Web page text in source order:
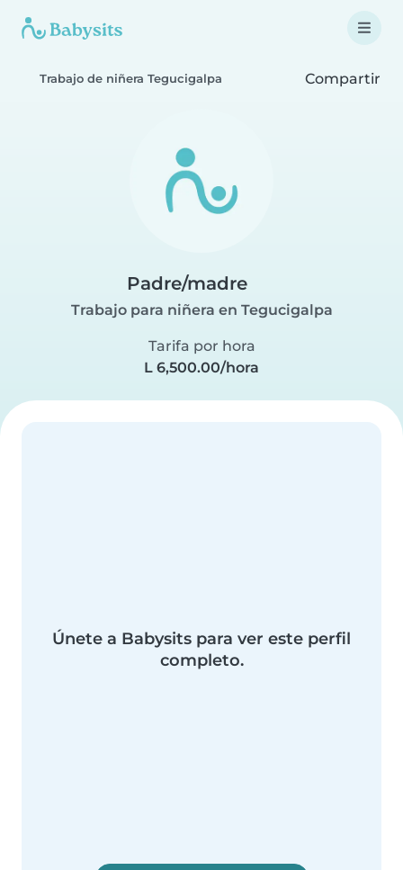
Trabajo de niñera Tegucigalpa Compartir
Padre/madre
Trabajo para niñera en Tegucigalpa
Tarifa por hora
L 6,500.00/hora
Únete a Babysits para ver este perfil
completo.